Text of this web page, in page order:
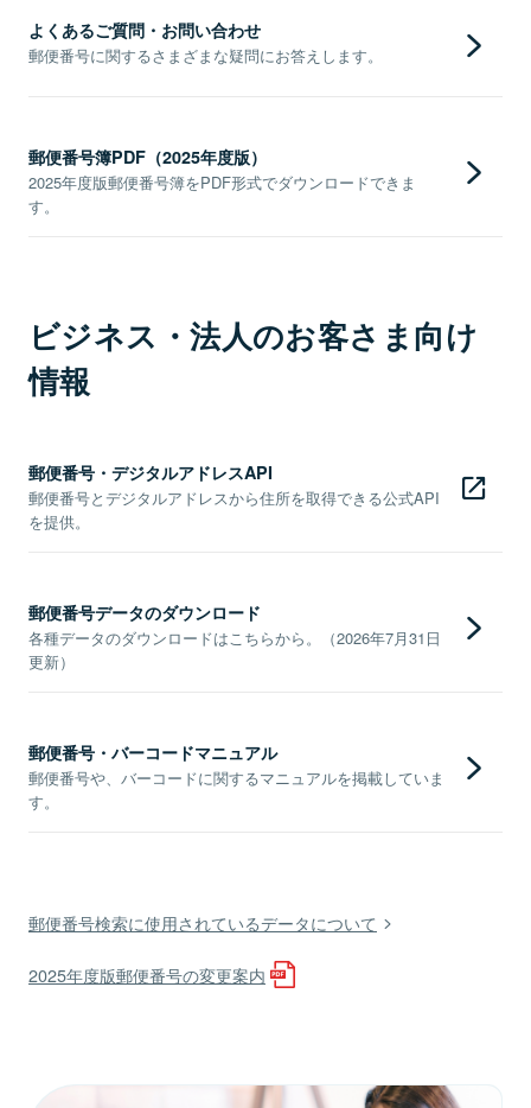
よくあるご質問・お問い合わせ
郵便番号に関するさまざまな疑問にお答えします。
郵便番号簿PDF（2025年度版）
2025年度版郵便番号簿をPDF形式でダウンロードできま
す。
ビジネス・法人のお客さま向け
情報
郵便番号・デジタルアドレスAPI
郵便番号とデジタルアドレスから住所を取得できる公式API
を提供。
郵便番号データのダウンロード
各種データのダウンロードはこちらから。（2026年7月31日
更新）
郵便番号・バーコードマニュアル
郵便番号や、バーコードに関するマニュアルを掲載していま
す。
郵便番号検索に使用されているデータについて
2025年度版郵便番号の変更案内